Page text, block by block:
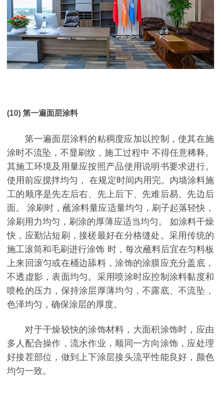
(10) 第一遍面层涂料
第一遍面层涂料的粘稠度应加以控制，使其在施
涂时不流坠，不显刷纹，施工过程中 不得任意稀释。
其施工环境及用量应按照产品使用说明书要求进行。
使用前应搅拌均匀， 在规定时间内用完。内墙涂料施
工的顺序是先左后右、先上后下、先难后易、先边后
面。 涂刷时，蘸涂料量应适量均匀，刷子起落轻快，
涂刷用力均匀，刷涂的厚薄应适当均匀。 如涂料干燥
快，应勤沾短刷，接槎最好在分格缝处。采用传统的
施工滚筒和毛刷进行涂饰 时，每次蘸料后宜在匀料板
上来回滚匀或在桶边舔料，涂饰的涂膜应充分盖底，
不透虚影，表面均匀。采用喷涂时应控制涂料黏度和
喷枪的压力，保持涂层厚薄均匀，不露底、不流坠，
色泽均匀，确保涂层的厚度。
对于干燥较快的涂饰材料，大面积涂饰时，应由
多人配合操作，流水作业，顺同一方向涂饰，应处理
好接茬部位，做到上下涂层接头流平性能良好，颜色
均匀一致。